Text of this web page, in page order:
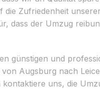
die Zufriedenheit
dass der Umzug
günstigen und
Augsburg nach
uns, die